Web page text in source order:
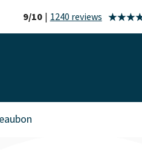
9/10 | 1240 reviews